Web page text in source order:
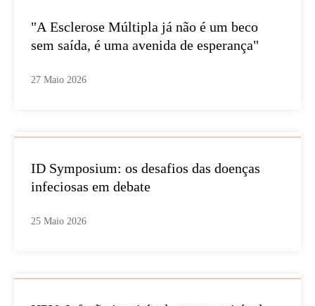
"A Esclerose Múltipla já não é um beco
sem saída, é uma avenida de esperança"
27 Maio 2026
ID Symposium: os desafios das doenças
infeciosas em debate
25 Maio 2026